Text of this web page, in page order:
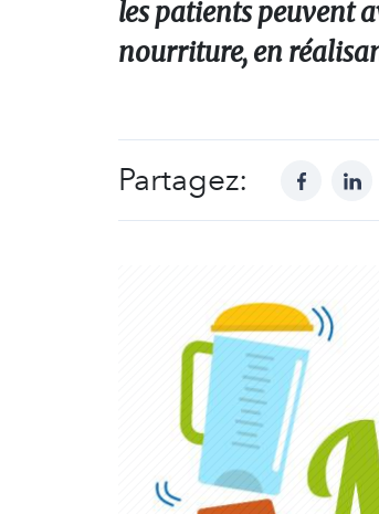
les patients peuvent
nourriture, en
Partagez: facebook